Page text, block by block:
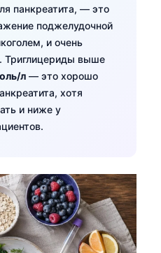
панкреатита, — это
поджелудочной
и очень
Триглицериды выше
л — это хорошо
хотя
и ниже у